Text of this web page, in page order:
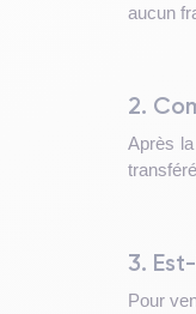
aucun
2.
Après
3.
Pour